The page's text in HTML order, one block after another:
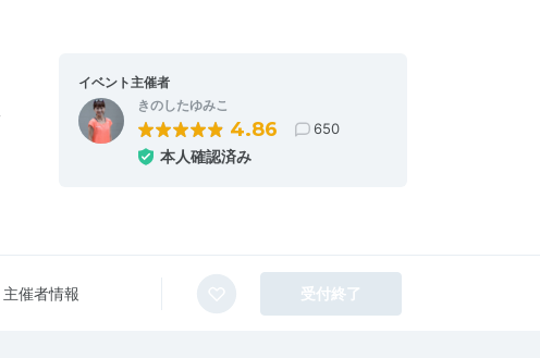
イベント主催者
きのしたゆみこ
4.86 650
本人確認済み
主催者情報 受付終了